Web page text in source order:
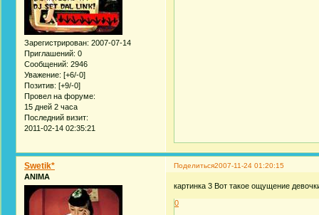
Зарегистрирован: 2007-07-14
Приглашений: 0
Сообщений: 2946
Уважение: [+6/-0]
Позитив: [+9/-0]
Провел на форуме:
15 дней 2 часа
Последний визит:
2011-02-14 02:35:21
Поделиться2007-11-24 01:20:15
Swetik*
ANIMA
картинка 3 Вот такое ощущение
0